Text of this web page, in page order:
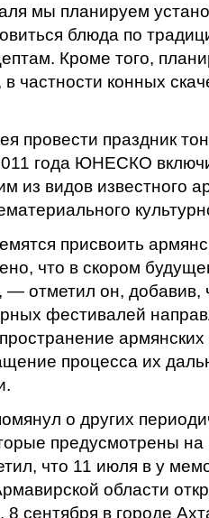
мы планируем
блюда по
Кроме того,
в частности конных
провести праздник
года ЮНЕСКО
из видов известного
присвоить
что в скором
— отметил он, добавив,
фестивалей
процесса их
о других
предусмотрены
что 11 июля в у
области
сентября в городе